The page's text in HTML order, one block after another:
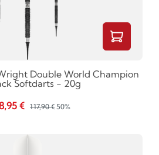
Double World Champion
Softdarts - 20g
€
117,90 € 50%